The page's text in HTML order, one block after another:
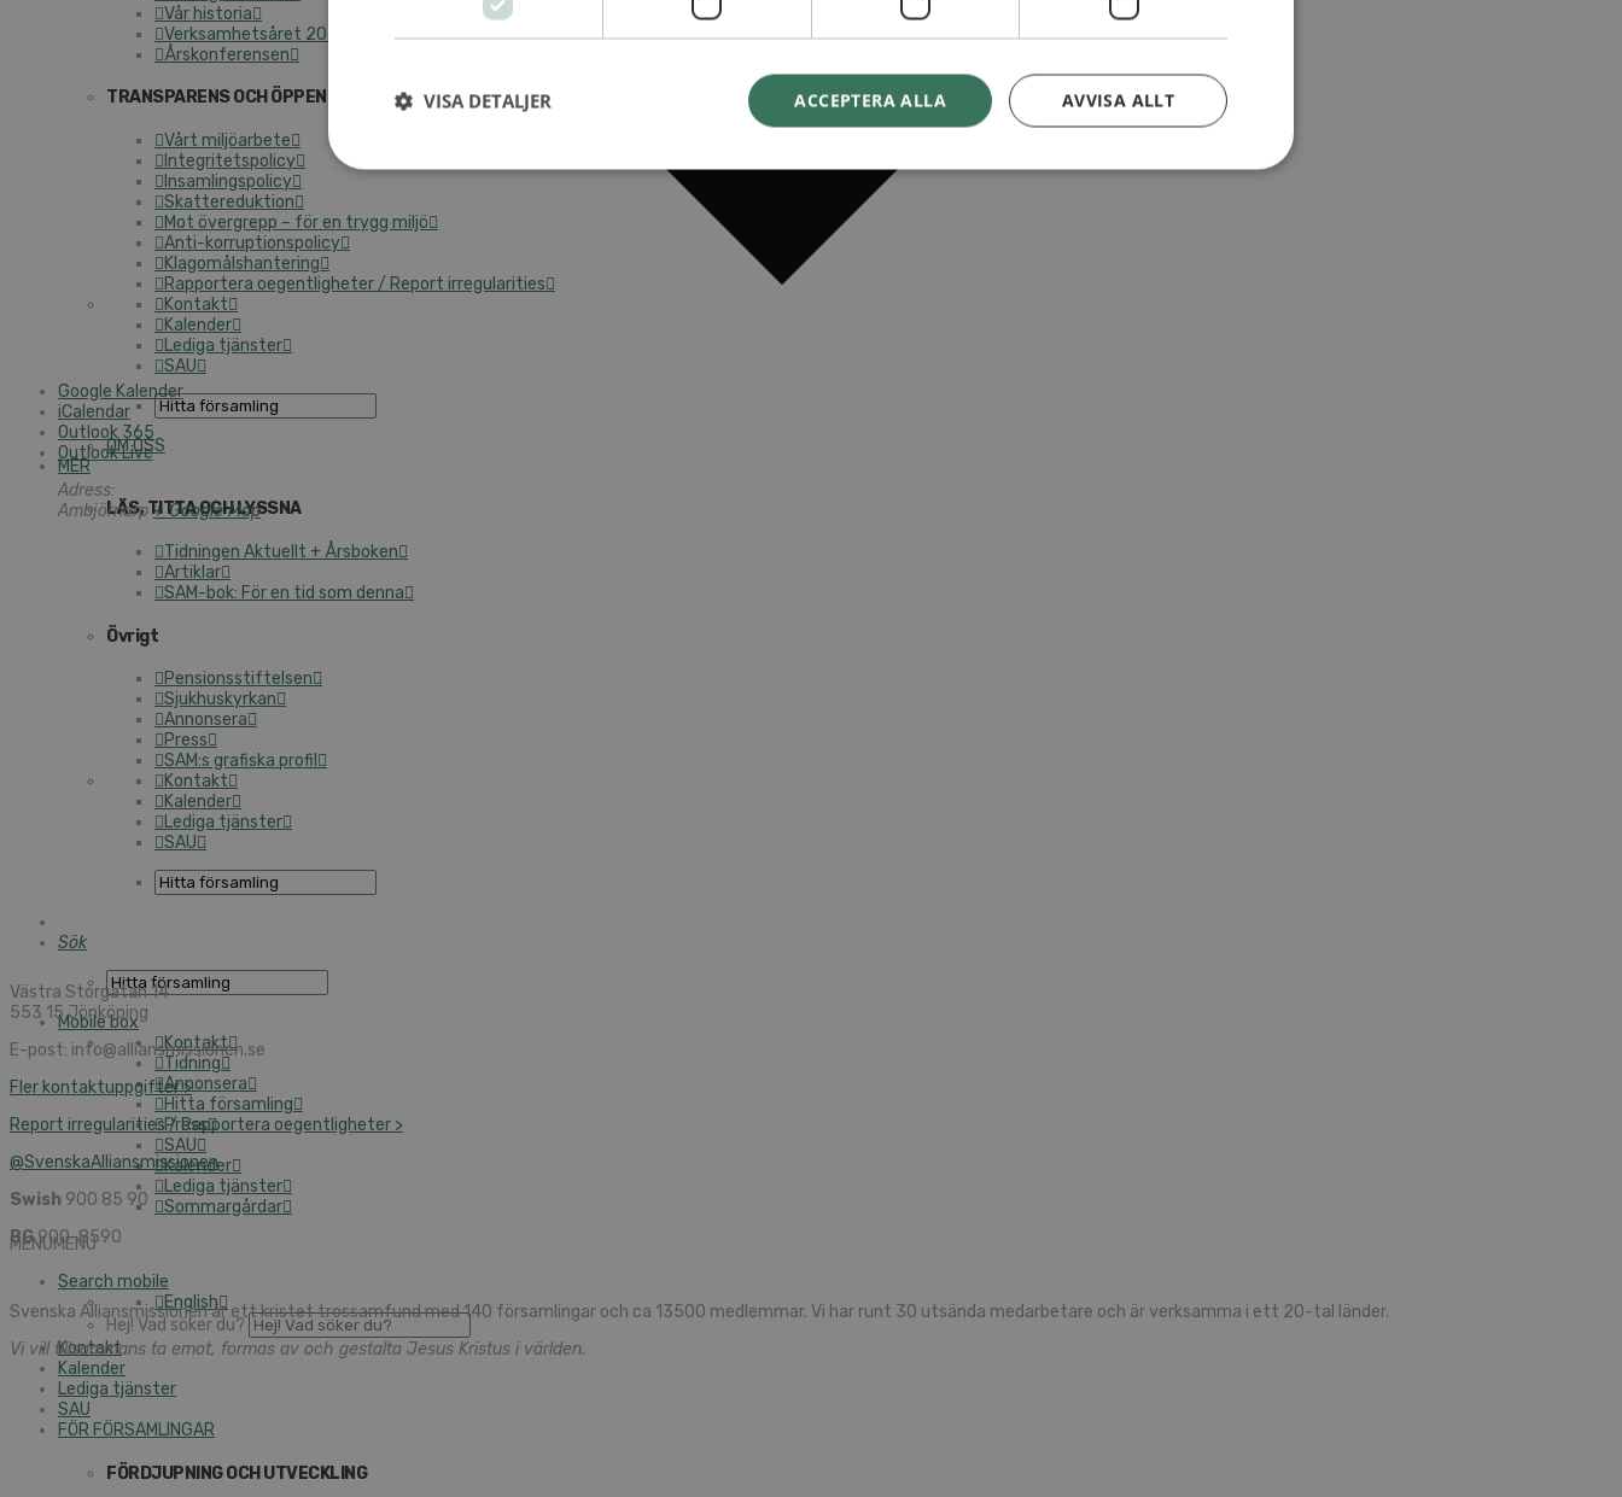
Vår historia
Verksamhetsåret 2025
Årskonferensen
TRANSPARENS OCH ÖPPENHET
Vårt miljöarbete
Integritetspolicy
Insamlingspolicy
Skattereduktion
Mot övergrepp – för en trygg miljö
Anti-korruptionspolicy
Klagomålshantering
Rapportera oegentligheter / Report irregularities
Kontakt
Kalender
Lediga tjänster
SAU
OM OSS
MER
LÄS, TITTA OCH LYSSNA
Tidningen Aktuellt + Årsboken
Artiklar
SAM-bok: För en tid som denna
Övrigt
Pensionsstiftelsen
Sjukhuskyrkan
Annonsera
Press
SAM:s grafiska profil
Kontakt
Kalender
Lediga tjänster
SAU
Sök
Mobile box
Kontakt
Tidning
Annonsera
Hitta församling
Press
SAU
Kalender
Lediga tjänster
Sommargårdar
MENUMENU
Search mobile
English
Hej! Vad söker du?
Kontakt
Kalender
Lediga tjänster
SAU
FÖR FÖRSAMLINGAR
FÖRDJUPNING OCH UTVECKLING
Google Kalender
iCalendar
Outlook 365
Outlook Live
Adress:
Ambjörnarp + Google Map
Västra Storgatan 14
553 15 Jönköping
E-post: info@alliansmissionen.se
Fler kontaktuppgifter >
Report irregularities / Rapportera oegentligheter >
@SvenskaAlliansmissionen
Swish 900 85 90
BG900-8590
Svenska Alliansmissionen är ett kristet trossamfund med 140 församlingar och ca 13500 medlemmar. Vi har runt 30 utsända medarbetare och är verksamma i ett 20-tal länder.
Vi vill tillsammans ta emot, formas av och gestalta Jesus Kristus i världen.
ACCEPTERA ALLA AVVISA ALLT
VISA DETALJER